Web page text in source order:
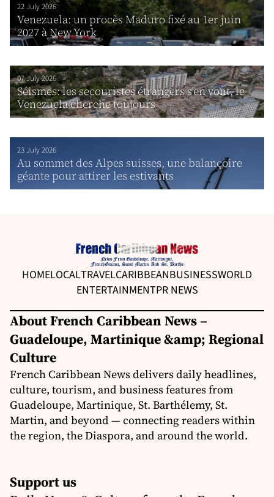
22 July 2026
Venezuela: un procès Maduro fixé au 1er juin
2027 à New York
07 July 2026
Séismes: les secouristes étrangers s'en vont, le
Venezuela cherche toujours
23 July 2026
Au sommet des Alpes suisses, une balançoire
géante pour attirer les estivants
HOMELOCALTRAVELCARIBBEANBUSINESSWORLD
ENTERTAINMENTPR NEWS
About French Caribbean News –
Guadeloupe, Martinique &amp; Regional
Culture
French Caribbean News delivers daily headlines,
culture, tourism, and business features from
Guadeloupe, Martinique, St. Barthélemy, St.
Martin, and beyond — connecting readers within
the region, the Diaspora, and around the world.
Support us